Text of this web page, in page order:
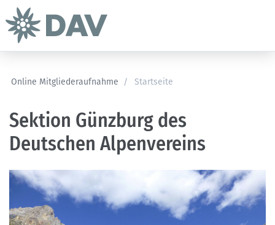
Online Mitgliederaufnahme / Startseite
Sektion Günzburg des
Deutschen Alpenvereins